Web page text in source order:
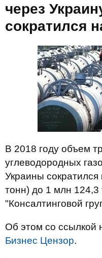
через
сократился
В 2018 году объем
углеводородных
Украины
тонн) до 1 млн
"Консалтинговой
Об этом со ссылкой
Бизнес Цензор.